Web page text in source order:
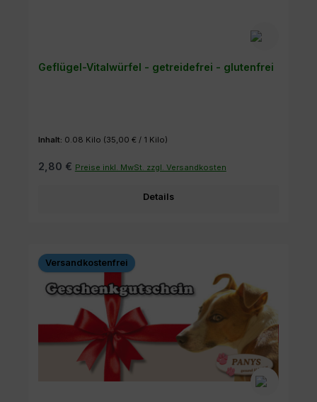
Geflügel-Vitalwürfel - getreidefrei - glutenfrei
Inhalt: 0.08 Kilo (35,00 € / 1 Kilo)
2,80 € Preise inkl. MwSt. zzgl. Versandkosten
Details
Versandkostenfrei